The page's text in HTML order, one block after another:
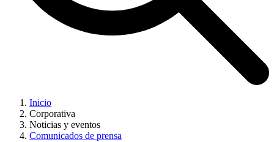
Inicio
Corporativa
Noticias y eventos
Comunicados de prensa